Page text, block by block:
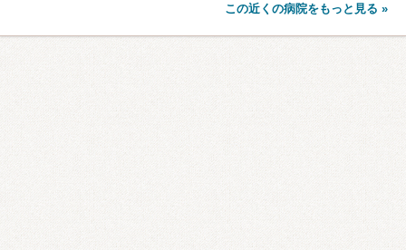
この近くの病院をもっと見る »